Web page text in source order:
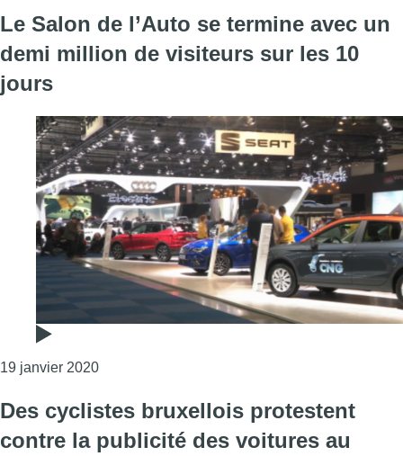
Le Salon de l’Auto se termine avec un
demi million de visiteurs sur les 10
jours
19 janvier 2020Consulter l'article "Le Salon de l’Auto se
Des cyclistes bruxellois protestent
contre la publicité des voitures au